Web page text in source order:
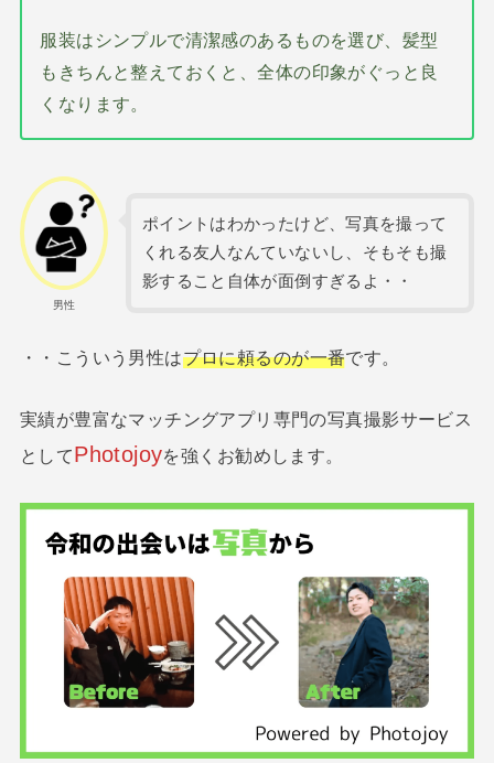
服装はシンプルで清潔感のあるものを選び、髪型
もきちんと整えておくと、全体の印象がぐっと良
くなります。
男性
ポイントはわかったけど、写真を撮って
くれる友人なんていないし、そもそも撮
影すること自体が面倒すぎるよ・・
・・こういう男性はプロに頼るのが一番です。
実績が豊富なマッチングアプリ専門の写真撮影サービス
としてPhotojoyを強くお勧めします。